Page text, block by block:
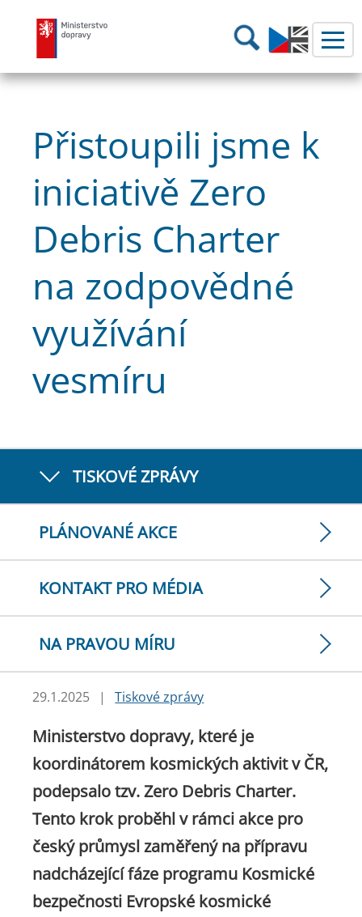
Ministerstvo dopravy Hledání
Přistoupili jsme k
iniciativě Zero
Debris Charter
na zodpovědné
využívání
vesmíru
TISKOVÉ ZPRÁVY
PLÁNOVANÉ AKCE
KONTAKT PRO MÉDIA
NA PRAVOU MÍRU
29.1.2025 | Tiskové zprávy
Ministerstvo dopravy, které je
koordinátorem kosmických aktivit v ČR,
podepsalo tzv. Zero Debris Charter.
Tento krok proběhl v rámci akce pro
český průmysl zaměřený na přípravu
nadcházející fáze programu Kosmické
bezpečnosti Evropské kosmické